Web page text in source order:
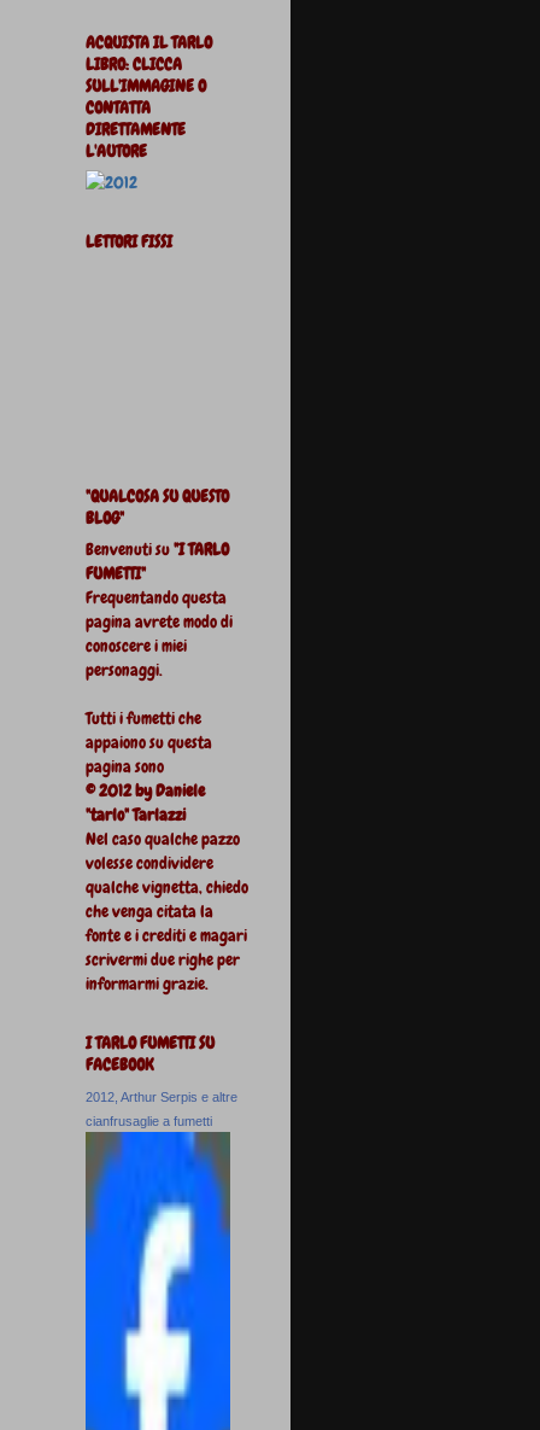
ACQUISTA IL TARLO
LIBRO: CLICCA
SULL'IMMAGINE O
CONTATTA
DIRETTAMENTE
L'AUTORE
LETTORI FISSI
"QUALCOSA SU QUESTO
BLOG"
Benvenuti su"I TARLO
FUMETTI"
Frequentando questa
pagina avrete modo di
conoscere i miei
personaggi.
Tutti i fumetti che
appaiono su questa
pagina sono
© 2012 by Daniele
"tarlo" Tarlazzi
Nel caso qualche pazzo
volesse condividere
qualche vignetta, chiedo
che venga citata la
fonte e i crediti e magari
scrivermi due righe per
informarmi grazie.
I TARLO FUMETTI SU
FACEBOOK
2012, Arthur Serpis e altre
cianfrusaglie a fumetti